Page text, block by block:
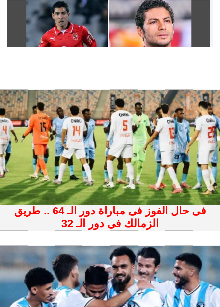
فى حال الفوز فى مباراة دور الـ 64 .. طريق
الزمالك فى دور الـ 32